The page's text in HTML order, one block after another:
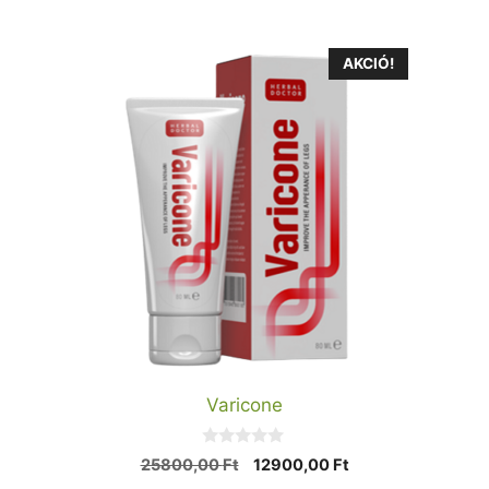
AKCIÓ!
Varicone
0
a
25800,00Ft
Original
12900,00 FtCurrent